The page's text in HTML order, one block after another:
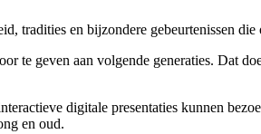
tradities en bijzondere gebeurtenissen
te geven aan volgende generaties. Dat
digitale presentaties kunnen
en oud.